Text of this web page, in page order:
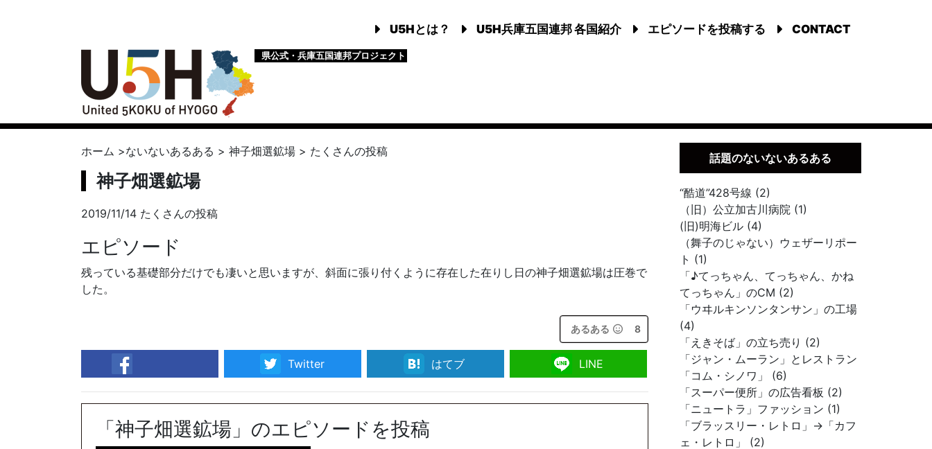
U5Hとは？ U5H兵庫五国連邦 各国紹介 エピソードを投稿する CONTACT
県公式・兵庫五国連邦プロジェクト
ホーム >ないないあるある > 神子畑選鉱場 > たく さんの投稿
神子畑選鉱場
2019/11/14 たくさんの投稿
エピソード
残っている基礎部分だけでも凄いと思いますが、斜面に張り付くように存在した在りし日の神子畑選鉱場は圧巻で
した。
あるある 8
facebook
Twitter はてブ LINE
「神子畑選鉱場」のエピソードを投稿
話題のないないあるある
“酷道”428号線 (2)
（旧）公立加古川病院 (1)
(旧)明海ビル (4)
（舞子のじゃない）ウェザーリポー
ト (1)
「♪てっちゃん、てっちゃん、かね
てっちゃん」のCM (2)
「ウヰルキンソンタンサン」の工場
(4)
「えきそば」の立ち売り (2)
「ジャン・ムーラン」とレストラン
「コム・シノワ」 (6)
「スーパー便所」の広告看板 (2)
「ニュートラ」ファッション (1)
「ブラッスリー・レトロ」→「カフ
ェ・レトロ」 (2)